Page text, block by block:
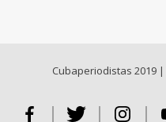
Cubaperiodistas 2019 |